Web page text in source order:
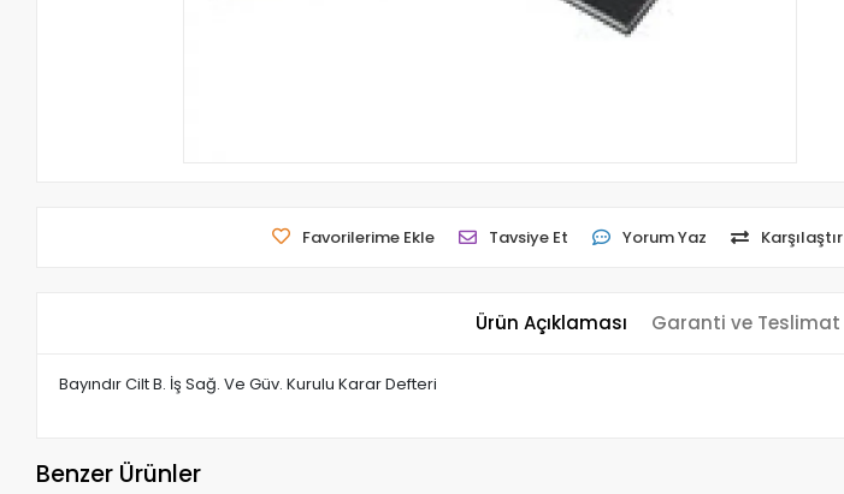
Favorilerime Ekle Tavsiye Et Yorum Yaz Karşılaştır
Ürün Açıklaması Garanti ve Teslimat
Bayındır Cilt B. İş Sağ. Ve Güv. Kurulu Karar Defteri
Benzer Ürünler